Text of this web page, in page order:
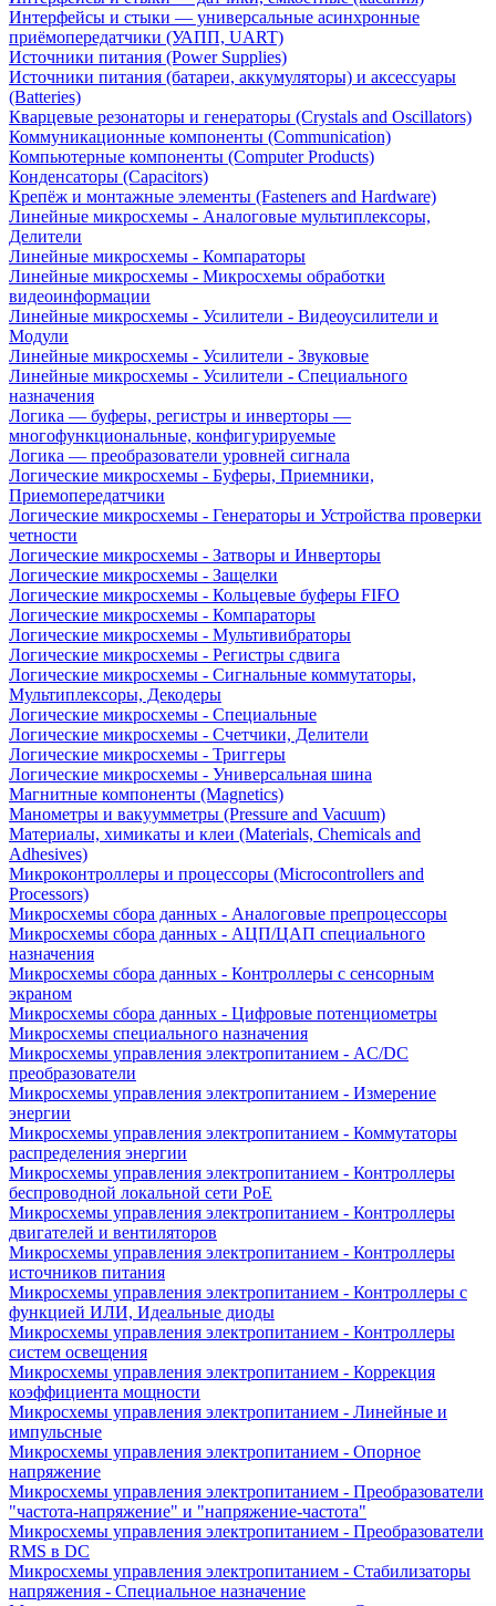
Интерфейсы и стыки — универсальные асинхронные
приёмопередатчики (УАПП, UART)
Источники питания (Power Supplies)
Источники питания (батареи, аккумуляторы) и аксессуары
(Batteries)
Кварцевые резонаторы и генераторы (Crystals and Oscillators)
Коммуникационные компоненты (Communication)
Компьютерные компоненты (Computer Products)
Конденсаторы (Capacitors)
Крепёж и монтажные элементы (Fasteners and Hardware)
Линейные микросхемы - Аналоговые мультиплексоры,
Делители
Линейные микросхемы - Компараторы
Линейные микросхемы - Микросхемы обработки
видеоинформации
Линейные микросхемы - Усилители - Видеоусилители и
Модули
Линейные микросхемы - Усилители - Звуковые
Линейные микросхемы - Усилители - Специального
назначения
Логика — буферы, регистры и инверторы —
многофункциональные, конфигурируемые
Логика — преобразователи уровней сигнала
Логические микросхемы - Буферы, Приемники,
Приемопередатчики
Логические микросхемы - Генераторы и Устройства проверки
четности
Логические микросхемы - Затворы и Инверторы
Логические микросхемы - Защелки
Логические микросхемы - Кольцевые буферы FIFO
Логические микросхемы - Компараторы
Логические микросхемы - Мультивибраторы
Логические микросхемы - Регистры сдвига
Логические микросхемы - Сигнальные коммутаторы,
Мультиплексоры, Декодеры
Логические микросхемы - Специальные
Логические микросхемы - Счетчики, Делители
Логические микросхемы - Триггеры
Логические микросхемы - Универсальная шина
Магнитные компоненты (Magnetics)
Манометры и вакуумметры (Pressure and Vacuum)
Материалы, химикаты и клеи (Materials, Chemicals and
Adhesives)
Микроконтроллеры и процессоры (Microcontrollers and
Processors)
Микросхемы сбора данных - Аналоговые препроцессоры
Микросхемы сбора данных - АЦП/ЦАП специального
назначения
Микросхемы сбора данных - Контроллеры с сенсорным
экраном
Микросхемы сбора данных - Цифровые потенциометры
Микросхемы специального назначения
Микросхемы управления электропитанием - AC/DC
преобразователи
Микросхемы управления электропитанием - Измерение
энергии
Микросхемы управления электропитанием - Коммутаторы
распределения энергии
Микросхемы управления электропитанием - Контроллеры
беспроводной локальной сети PoE
Микросхемы управления электропитанием - Контроллеры
двигателей и вентиляторов
Микросхемы управления электропитанием - Контроллеры
источников питания
Микросхемы управления электропитанием - Контроллеры с
функцией ИЛИ, Идеальные диоды
Микросхемы управления электропитанием - Контроллеры
систем освещения
Микросхемы управления электропитанием - Коррекция
коэффициента мощности
Микросхемы управления электропитанием - Линейные и
импульсные
Микросхемы управления электропитанием - Опорное
напряжение
Микросхемы управления электропитанием - Преобразователи
"частота-напряжение" и "напряжение-частота"
Микросхемы управления электропитанием - Преобразователи
RMS в DC
Микросхемы управления электропитанием - Стабилизаторы
напряжения - Специальное назначение